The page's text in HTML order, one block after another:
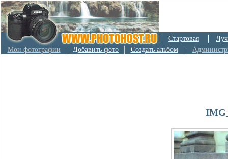
Стартовая
Мои фотографии
Добавить фото Создать альбом